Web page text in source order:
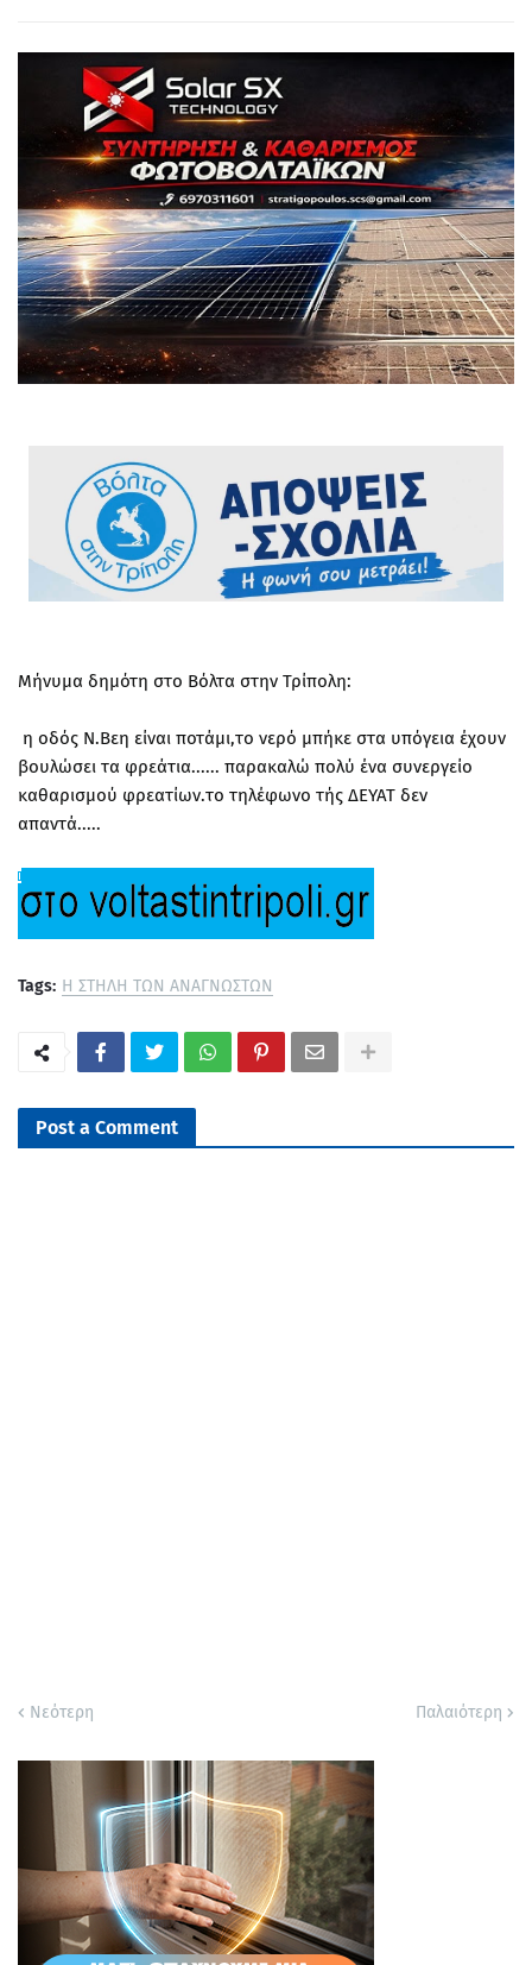
Μήνυμα δημότη στο Βόλτα στην Τρίπολη:
η οδός Ν.Βεη είναι ποτάμι,το νερό μπήκε στα υπόγεια έχουν
βουλώσει τα φρεάτια...... παρακαλώ πολύ ένα συνεργείο
καθαρισμού φρεατίων.το τηλέφωνο τής ΔΕΥΑΤ δεν
απαντά.....
Tags: Η ΣΤΗΛΗ ΤΩΝ ΑΝΑΓΝΩΣΤΩΝ
Post a Comment
Νεότερη Παλαιότερη